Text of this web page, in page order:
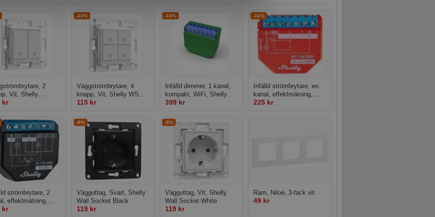
2
Vit, Shelly
2xBtn White
kr
-23%
Väggströmbrytare, 4
knapp, Vit, Shelly WS
4xBtn White
115 kr
-18%
Infälld dimmer, 1 kanal,
kompakt, WiFi, Shelly
Dimmer 2
399 kr
-16%
Infälld strömbrytare, en
kanal, effektmätning,
WiFi, Bluetooth, mJS,
225 kr
strömbrytare, 2
effektmätning,
Bluetooth, mJS,
kr
-8%
Vägguttag, Svart, Shelly
Wall Socket Black
119 kr
-8%
Vägguttag, Vit, Shelly
Wall Socket White
119 kr
Ram, Niloé, 3-fack vit
49 kr